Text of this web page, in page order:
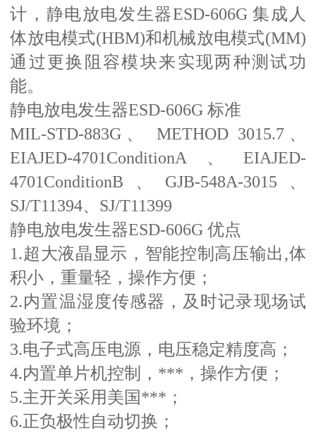
计，静电放电发生器ESD-606G 集成人
体放电模式(HBM)和机械放电模式(MM)
通过更换阻容模块来实现两种测试功
能。
静电放电发生器ESD-606G 标准
MIL-STD-883G、 METHOD 3015.7、
EIAJED-4701ConditionA、EIAJED-
4701ConditionB、GJB-548A-3015、
SJ/T11394、SJ/T11399
静电放电发生器ESD-606G 优点
1.超大液晶显示，智能控制高压输出,体
积小，重量轻，操作方便；
2.内置温湿度传感器，及时记录现场试
验环境；
3.电子式高压电源，电压稳定精度高；
4.内置单片机控制，***，操作方便；
5.主开关采用美国***；
6.正负极性自动切换；